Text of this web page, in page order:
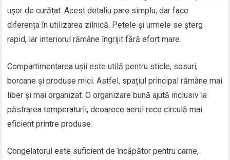
ușor de curățat. Acest detaliu pare simplu, dar face
diferența în utilizarea zilnică. Petele și urmele se șterg
rapid, iar interiorul rămâne îngrijit fără efort mare.
Compartimentarea ușii este utilă pentru sticle, sosuri,
borcane și produse mici. Astfel, spațiul principal rămâne mai
liber și mai organizat. O organizare bună ajută inclusiv la
păstrarea temperaturii, deoarece aerul rece circulă mai
eficient printre produse.
Congelatorul este suficient de încăpător pentru carne,